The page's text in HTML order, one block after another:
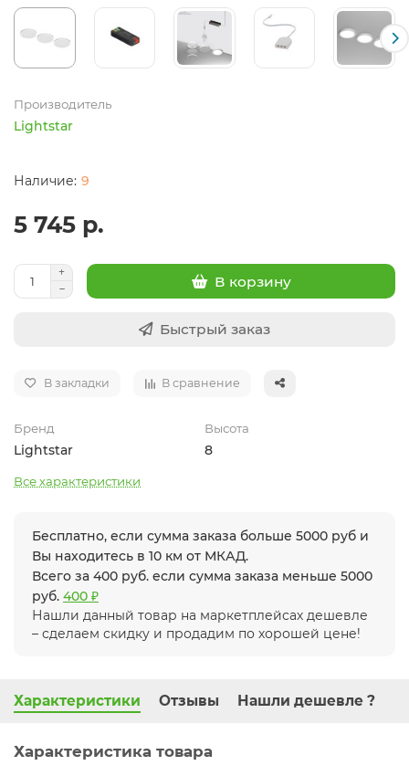
Производитель
Lightstar
9
5 745 р.
В корзину
Быстрый заказ
В закладки В сравнение
Бренд
Lightstar
Высота
8
Все характеристики
Бесплатно, если сумма заказа больше 5000 руб и
Вы находитесь в 10 км от МКАД.
Всего за 400 руб. если сумма заказа меньше 5000
руб. 400 ₽
Нашли данный товар на маркетплейсах дешевле
– сделаем скидку и продадим по хорошей цене!
Характеристики Отзывы Нашли дешевле ?
Характеристика товара